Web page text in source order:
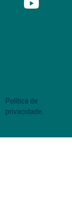
Política de
privacidade.